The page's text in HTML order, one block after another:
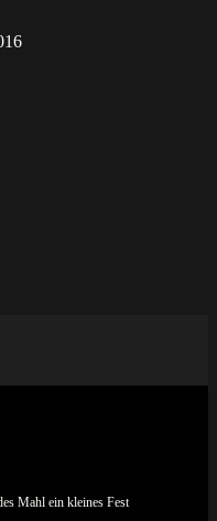
Mahl ein kleines Fest